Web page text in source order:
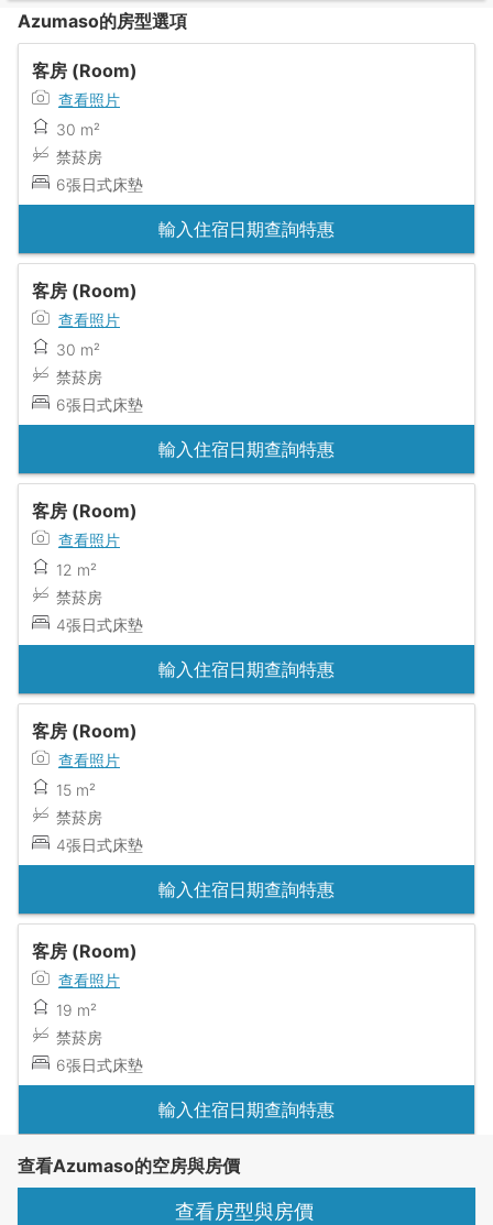
Azumaso的房型選項
客房 (Room)
查看照片
30 m²
禁菸房
6張日式床墊
輸入住宿日期查詢特惠
客房 (Room)
查看照片
30 m²
禁菸房
6張日式床墊
輸入住宿日期查詢特惠
客房 (Room)
查看照片
12 m²
禁菸房
4張日式床墊
輸入住宿日期查詢特惠
客房 (Room)
查看照片
15 m²
禁菸房
4張日式床墊
輸入住宿日期查詢特惠
客房 (Room)
查看照片
19 m²
禁菸房
6張日式床墊
輸入住宿日期查詢特惠
查看Azumaso的空房與房價
查看房型與房價